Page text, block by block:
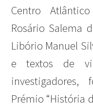
Wide Visions
Loja
Como adquirir
Dia Mundial do Livro
Centro
Rosário Salema
Libório Manuel
e textos de
Prémio “História